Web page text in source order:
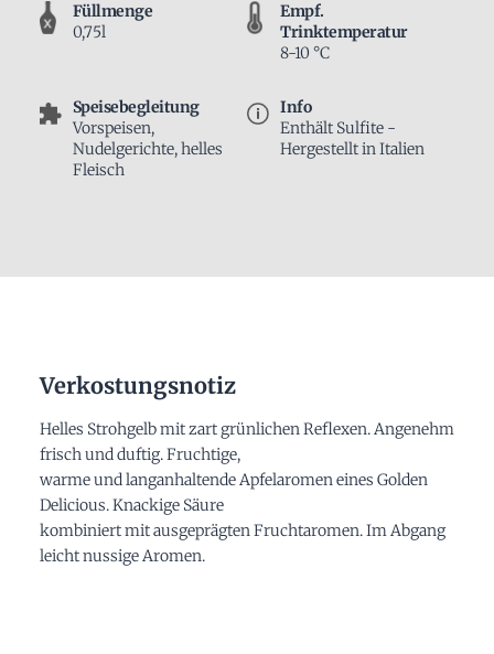
Füllmenge
0,75l
Empf.
Trinktemperatur
8-10 °C
Speisebegleitung
Vorspeisen,
Nudelgerichte, helles
Fleisch
Info
Enthält Sulfite -
Hergestellt in Italien
Verkostungsnotiz
Helles Strohgelb mit zart grünlichen Reflexen. Angenehm
frisch und duftig. Fruchtige,
warme und langanhaltende Apfelaromen eines Golden
Delicious. Knackige Säure
kombiniert mit ausgeprägten Fruchtaromen. Im Abgang
leicht nussige Aromen.